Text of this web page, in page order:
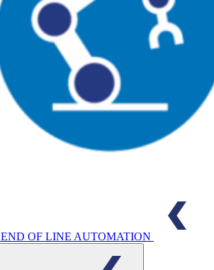
END OF LINE AUTOMATION